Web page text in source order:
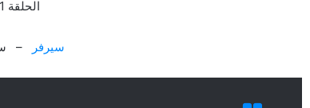
الحلقة 1
سيرفر –